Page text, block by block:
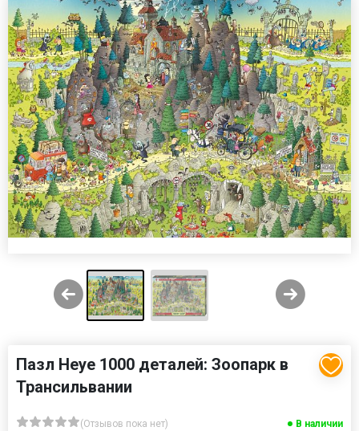
Пазл Heye 1000 деталей: Зоопарк в
Трансильвании
(Отзывов пока нет) В наличии